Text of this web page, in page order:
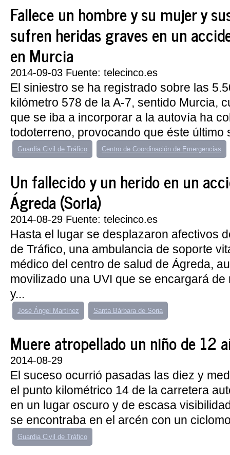
Fallece un hombre y su mujer y
sufren heridas graves en un
en Murcia
2014-09-03 Fuente: telecinco.es
El siniestro se ha registrado sobre las
kilómetro 578 de la A-7, sentido Murcia,
que se iba a incorporar a la autovía ha
todoterreno, provocando que éste último
Guardia Civil de Tráfico Centro de Coordinación de Emergencias
Un fallecido y un herido en un
Ágreda (Soria)
2014-08-29 Fuente: telecinco.es
Hasta el lugar se desplazaron afectivos
de Tráfico, una ambulancia de soporte
médico del centro de salud de Ágreda,
movilizado una UVI que se encargará
y...
José Ángel Martínez Santa Bárbara de Soria
Muere atropellado un niño de 12
2014-08-29
El suceso ocurrió pasadas las diez y
el punto kilométrico 14 de la carretera
en un lugar oscuro y de escasa
se encontraba en el arcén con un
Guardia Civil de Tráfico